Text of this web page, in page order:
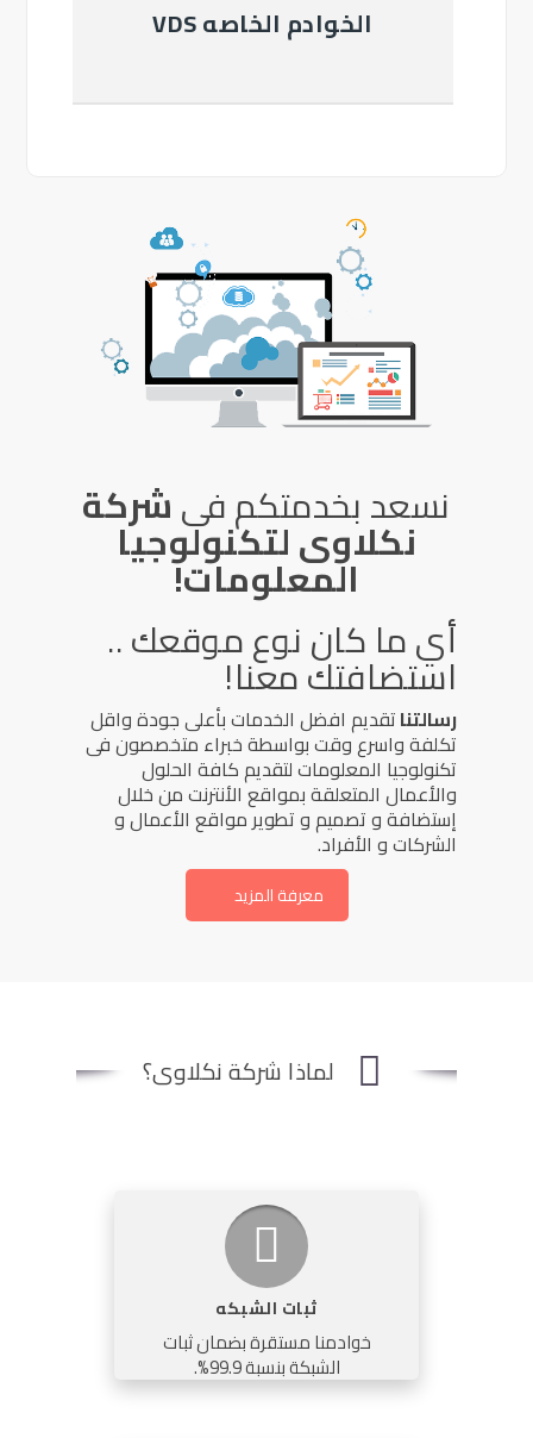
الخوادم الخاصه VDS
نسعد بخدمتكم فىشركة
نكلاوى لتكنولوجيا
المعلومات!
أي ما كان نوع موقعك ..
استضافتك معنا!
رسالتناتقديم افضل الخدمات بأعلى جودة واقل
تكلفة واسرع وقت بواسطة خبراء متخصصون فى
تكنولوجيا المعلومات لتقديم كافة الحلول
والأعمال المتعلقة بمواقع الأنترنت من خلال
إستضافة و تصميم و تطوير مواقع الأعمال و
الشركات و الأفراد.
معرفة المزيد
لماذا شركة نكلاوى؟
ثبات الشبكه
خوادمنا مستقرة بضمان ثبات
الشبكة بنسبة 99.9%.